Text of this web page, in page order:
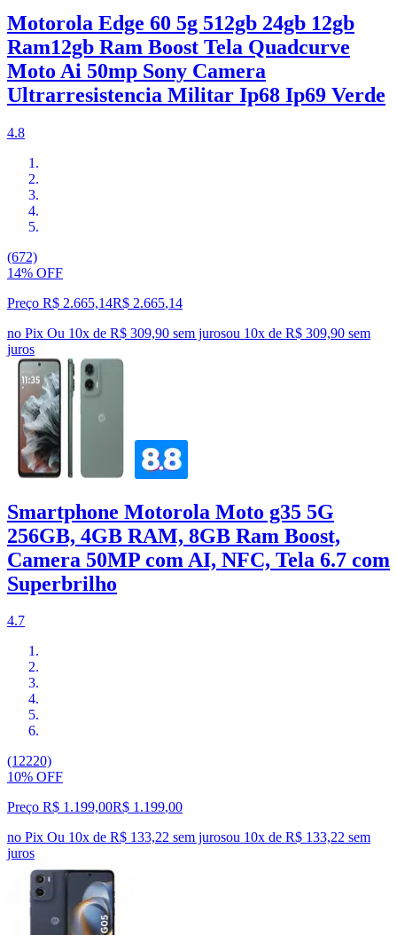
Motorola Edge 60 5g 512gb 24gb 12gb
Ram12gb Ram Boost Tela Quadcurve
Moto Ai 50mp Sony Camera
Ultrarresistencia Militar Ip68 Ip69 Verde
4.8
(672)
14% OFF
Preço R$ 2.665,14R$ 2.665,14
no Pix Ou 10x de R$ 309,90 sem jurosou 10x de R$ 309,90 sem
juros
Smartphone Motorola Moto g35 5G
256GB, 4GB RAM, 8GB Ram Boost,
Camera 50MP com AI, NFC, Tela 6.7 com
Superbrilho
4.7
(12220)
10% OFF
Preço R$ 1.199,00R$ 1.199,00
no Pix Ou 10x de R$ 133,22 sem jurosou 10x de R$ 133,22 sem
juros